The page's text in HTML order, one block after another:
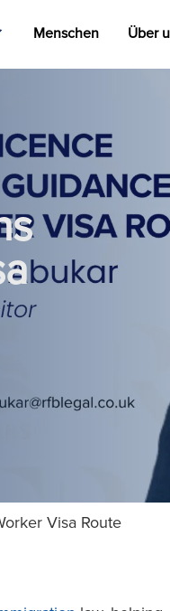
Menschen Über
Visa Route